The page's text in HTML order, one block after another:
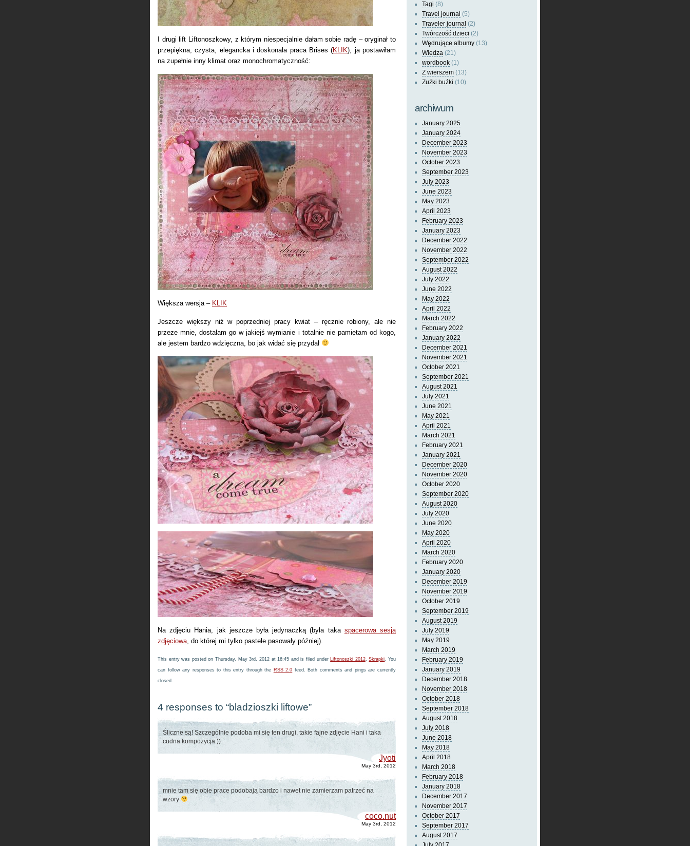
I drugi lift Liftonoszkowy, z którym niespecjalnie dałam sobie radę – oryginał to
przepiękna, czysta, elegancka i doskonała praca Brises (KLIK), ja postawiłam
na zupełnie inny klimat oraz monochromatyczność:
Większa wersja – KLIK
Jeszcze większy niż w poprzedniej pracy kwiat – ręcznie robiony, ale nie
przeze mnie, dostałam go w jakiejś wymianie i totalnie nie pamiętam od kogo,
ale jestem bardzo wdzięczna, bo jak widać się przydał
Na zdjęciu Hania, jak jeszcze była jedynaczką (była taka spacerowa sesja
zdjęciowa, do której mi tylko pastele pasowały później).
This entry was posted on Thursday, May 3rd, 2012 at 16:45 and is filed under Liftonoszki 2012,Skrapki. You
can follow any responses to this entry through the RSS 2.0 feed. Both comments and pings are currently
closed.
4 responses to “bladzioszki liftowe”
Śliczne są! Szczególnie podoba mi się ten drugi, takie fajne zdjęcie Hani i taka
cudna kompozycja:))
Jyoti
May 3rd, 2012
mnie tam się obie prace podobają bardzo i nawet nie zamierzam patrzeć na
wzory
coco.nut
May 3rd, 2012
Tagi (8)
Travel journal (5)
Traveler journal (2)
Twórczość dzieci (2)
Wędrujące albumy (13)
Wiedza (21)
wordbook (1)
Z wierszem (13)
Zuźki buźki (10)
archiwum
January 2025
January 2024
December 2023
November 2023
October 2023
September 2023
July 2023
June 2023
May 2023
April 2023
February 2023
January 2023
December 2022
November 2022
September 2022
August 2022
July 2022
June 2022
May 2022
April 2022
March 2022
February 2022
January 2022
December 2021
November 2021
October 2021
September 2021
August 2021
July 2021
June 2021
May 2021
April 2021
March 2021
February 2021
January 2021
December 2020
November 2020
October 2020
September 2020
August 2020
July 2020
June 2020
May 2020
April 2020
March 2020
February 2020
January 2020
December 2019
November 2019
October 2019
September 2019
August 2019
July 2019
May 2019
March 2019
February 2019
January 2019
December 2018
November 2018
October 2018
September 2018
August 2018
July 2018
June 2018
May 2018
April 2018
March 2018
February 2018
January 2018
December 2017
November 2017
October 2017
September 2017
August 2017